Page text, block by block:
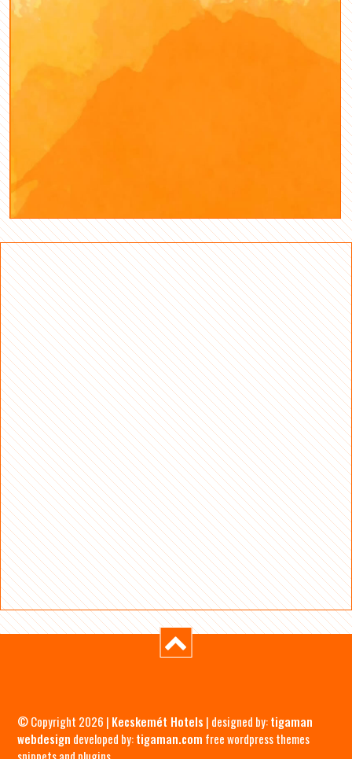
© Copyright 2026 | Kecskemét Hotels | designed by:tigaman
webdesign developed by:tigaman.com free wordpress themes